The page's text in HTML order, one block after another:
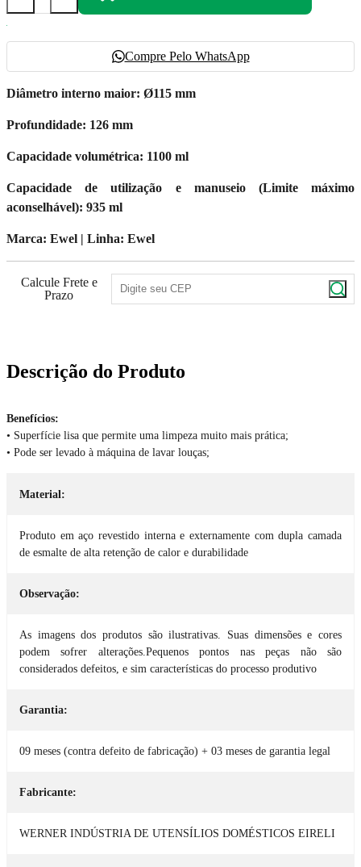
Compre Pelo WhatsApp
Diâmetro interno maior: Ø115 mm
Profundidade: 126 mm
Capacidade volumétrica: 1100 ml
Capacidade de utilização e manuseio (Limite máximo
aconselhável): 935 ml
Marca: Ewel | Linha: Ewel
Calcule Frete e
Prazo
Descrição do Produto
Benefícios:
• Superfície lisa que permite uma limpeza muito mais prática;
• Pode ser levado à máquina de lavar louças;
Material:
Produto em aço revestido interna e externamente com dupla camada
de esmalte de alta retenção de calor e durabilidade
Observação:
As imagens dos produtos são ilustrativas. Suas dimensões e cores
podem sofrer alterações.Pequenos pontos nas peças não são
considerados defeitos, e sim características do processo produtivo
Garantia:
09 meses (contra defeito de fabricação) + 03 meses de garantia legal
Fabricante:
WERNER INDÚSTRIA DE UTENSÍLIOS DOMÉSTICOS EIRELI